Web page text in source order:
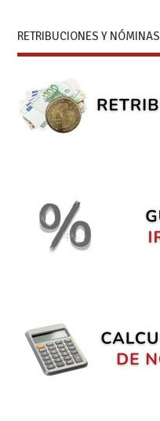
RETRIBUCIONES Y NÓMINAS